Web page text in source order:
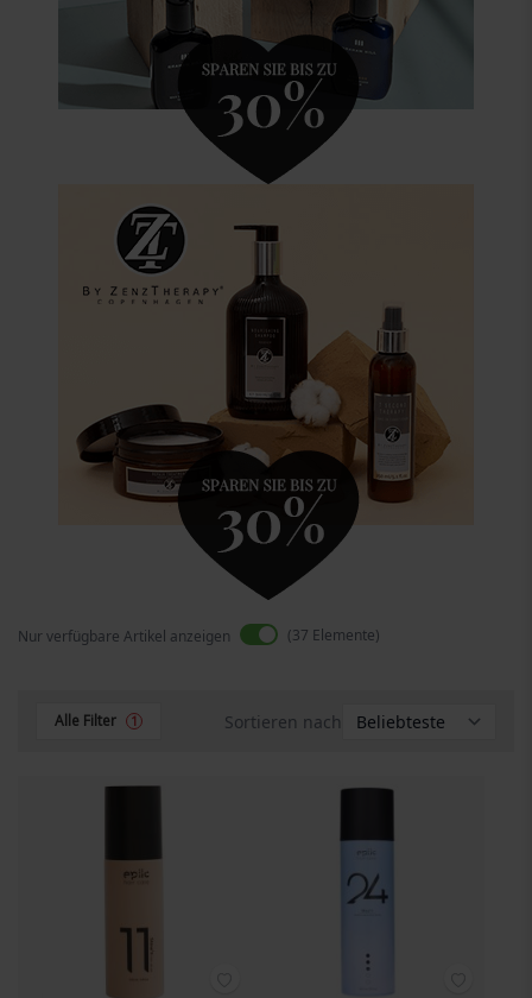
Nur verfügbare Artikel anzeigen 37 Elemente
Alle Filter 1 Sortieren nach